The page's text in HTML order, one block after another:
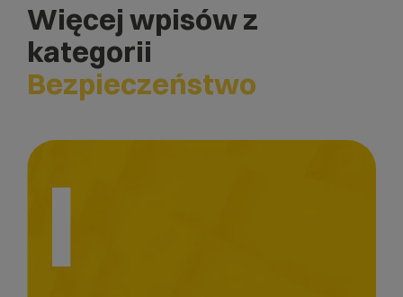
Więcej wpisów z
kategorii
Bezpieczeństwo
I